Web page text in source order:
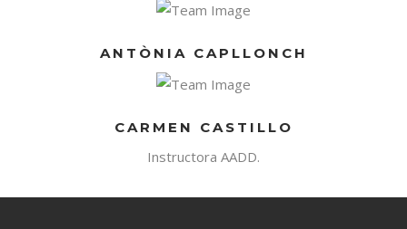
ANTÒNIA CAPLLONCH
CARMEN CASTILLO
Instructora AADD.